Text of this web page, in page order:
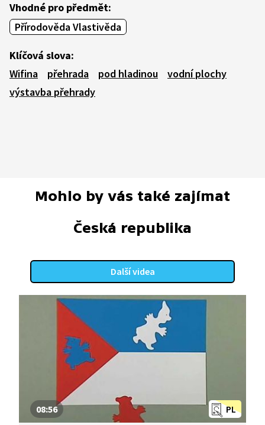
Vhodné pro předmět:
Přírodověda Vlastivěda
Klíčová slova:
Wifina
přehrada pod hladinou
vodní plochy
výstavba přehrady
Mohlo by vás také zajímat
Česká republika
Další videa
PL
08:56